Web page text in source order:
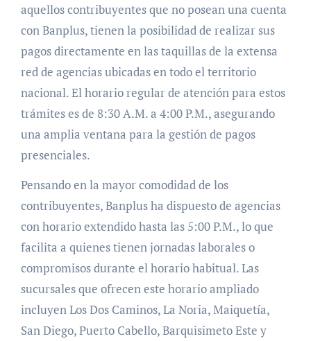
aquellos contribuyentes que no posean una cuenta
con Banplus, tienen la posibilidad de realizar sus
pagos directamente en las taquillas de la extensa
red de agencias ubicadas en todo el territorio
nacional. El horario regular de atención para estos
trámites es de 8:30 A.M. a 4:00 P.M., asegurando
una amplia ventana para la gestión de pagos
presenciales.
Pensando en la mayor comodidad de los
contribuyentes, Banplus ha dispuesto de agencias
con horario extendido hasta las 5:00 P.M., lo que
facilita a quienes tienen jornadas laborales o
compromisos durante el horario habitual. Las
sucursales que ofrecen este horario ampliado
incluyen Los Dos Caminos, La Noria, Maiquetía,
San Diego, Puerto Cabello, Barquisimeto Este y